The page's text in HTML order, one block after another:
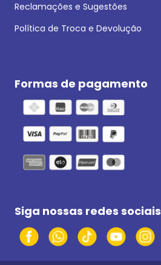
Reclamações e Sugestões
Política de Troca e Devolução
Formas de pagamento
Siga nossas redes sociais